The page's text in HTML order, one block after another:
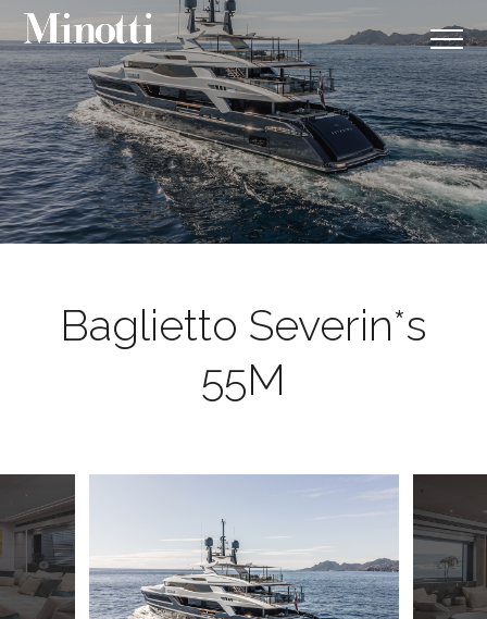
Baglietto Severin*s
55M
4 2